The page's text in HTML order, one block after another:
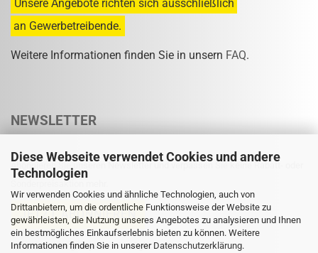
Diese Webseite verwendet Cookies und andere
Technologien
Wir verwenden Cookies und ähnliche Technologien, auch von
Drittanbietern, um die ordentliche Funktionsweise der Website zu
gewährleisten, die Nutzung unseres Angebotes zu analysieren und Ihnen
ein bestmögliches Einkaufserlebnis bieten zu können. Weitere
Informationen finden Sie in unserer Datenschutzerklärung.
Unsere Angebote richten sich ausschließlich
an Gewerbetreibende.
Weitere Informationen finden Sie in unsern FAQ.
NEWSLETTER
Abonnieren Sie unseren Newsletter und verpassen Sie keine Rabatt- oder
Sonderpreisaktion mehr.
Eine Abmeldung ist jederzeit möglich.